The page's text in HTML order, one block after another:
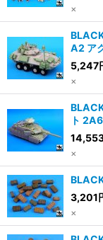
×
A2 ア
5,247
×
ト
×
3,201
×